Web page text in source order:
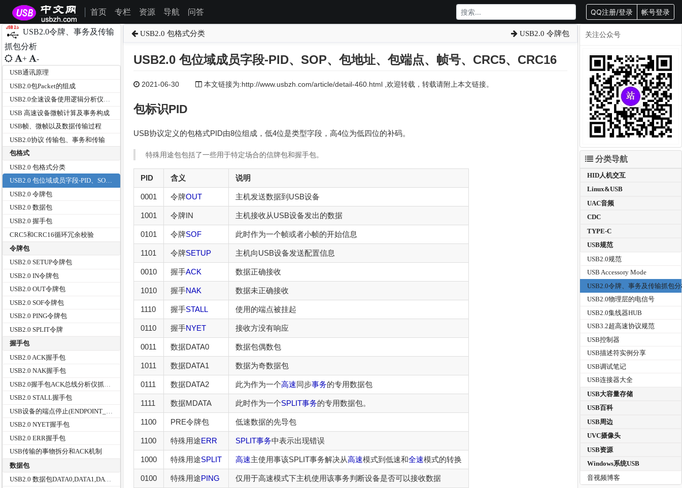
首页 专栏 资源 导航 问答 QQ注册/登录 帐号登录
USB2.0令牌、事务及传输
抓包分析
+ -
USB通讯原理
USB2.0包Packet的组成
USB2.0全速设备使用逻辑分析仪抓取IN令牌包分析SOP/SYNC/PID/EOP
USB 高速设备微帧计算及事务构成
USB帧、微帧以及数据传输过程
USB2.0协议 传输包、事务和传输
包格式
USB2.0 包格式分类
USB2.0 包位域成员字段-PID、SOP、包地址、包端点、帧号、CRC5、CRC16
USB2.0 令牌包
USB2.0 数据包
USB2.0 握手包
CRC5和CRC16循环冗余校验
令牌包
USB2.0 SETUP令牌包
USB2.0 IN令牌包
USB2.0 OUT令牌包
USB2.0 SOF令牌包
USB2.0 PING令牌包
USB2.0 SPLIT令牌
握手包
USB2.0 ACK握手包
USB2.0 NAK握手包
USB2.0 STALL握手包
USB2.0 NYET握手包
USB2.0 ERR握手包
USB传输的事物拆分和ACK机制
数据包
USB2.0 数据包DATA0,DATA1,DATA2
USB2.0 包格式分类 USB2.0 令牌包
USB2.0 包位域成员字段-PID、SOP、包地址、包端点、帧号、CRC5、CRC16
2021-06-30 本文链接为:http://www.usbzh.com/article/detail-460.html ,欢迎转载，转载请附上本文链接。
包标识PID
USB协议定义的包格式PID由8位组成，低4位是类型字段，高4位为低四位的补码。
特殊用途包包括了一些用于特定场合的信牌包和握手包。
PID 含义 说明
0001 令牌OUT 主机发送数据到USB设备
1001 令牌IN 主机接收从USB设备发出的数据
0101 令牌SOF 此时作为一个帧或者小帧的开始信息
1101 令牌SETUP 主机向USB设备发送配置信息
0010 握手ACK 数据正确接收
1010 握手NAK 数据未正确接收
1110 握手STALL 使用的端点被挂起
0110 握手NYET 接收方没有响应
0011 数据DATA0 数据包偶数包
1011 数据DATA1 数据为奇数据包
0111 数据DATA2 此为作为一个高速同步事务的专用数据包
1111 数据MDATA 此时作为一个SPLIT事务的专用数据包。
1100 PRE令牌包 低速数据的先导包
1100 特殊用途ERR SPLIT事务中表示出现错误
1000 特殊用途SPLIT 高速主使用事该SPLIT事务解决从高速模式到低速和全速模式的转换
0100 特殊用途PING 仅用于高速模式下主机使用该事务判断设备是否可以接收数据
关注公众号
分类导航
HID人机交互
Linux&USB
UAC音频
CDC
TYPE-C
USB规范
USB2.0规范
USB Accessory Mode
USB2.0令牌、事务及传输抓包
USB2.0物理层的电信号
USB2.0集线器HUB
USB3.2超高速协议规范
USB控制器
USB描述符实例分享
USB调试笔记
USB连接器大全
USB大容量存储
USB百科
USB周边
UVC摄像头
USB资源
Windows系统USB
音视频博客